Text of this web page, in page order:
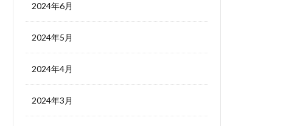
2024年6月
2024年5月
2024年4月
2024年3月